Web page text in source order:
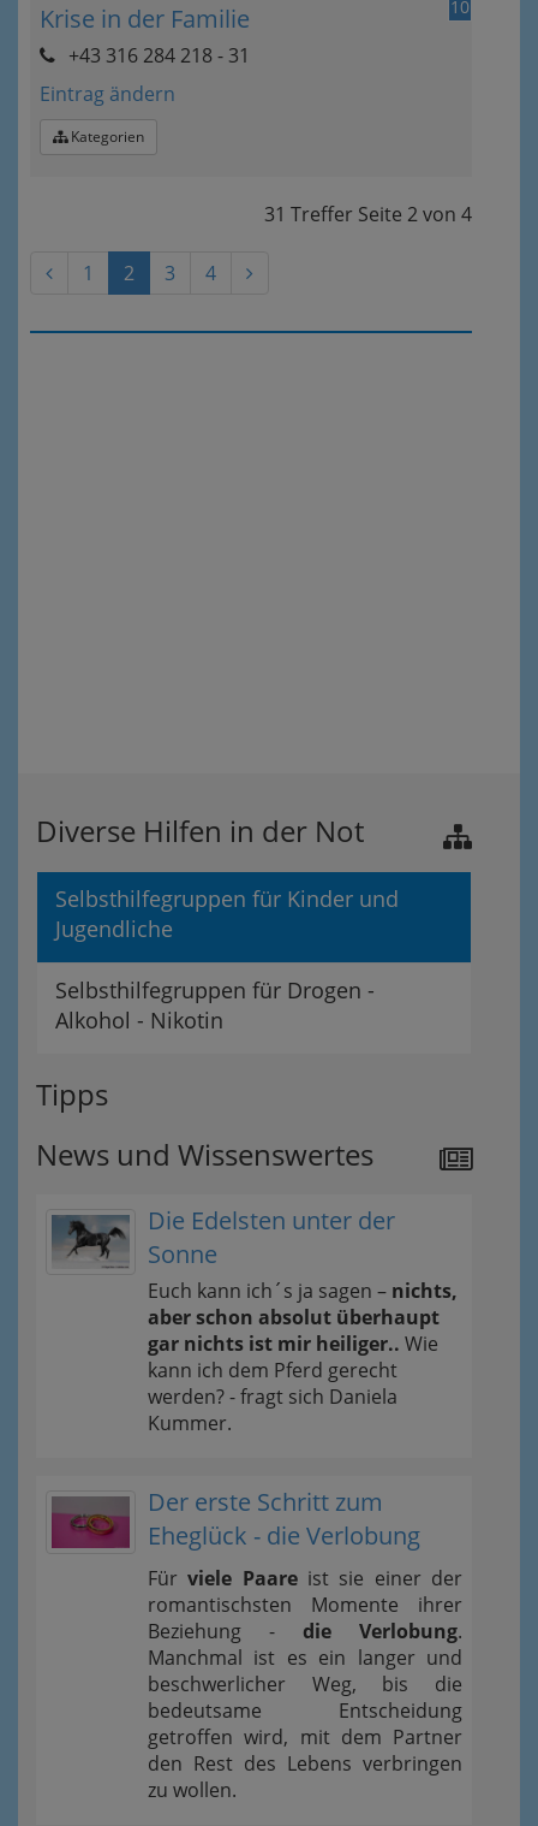
10
Krise in der Familie
+43 316 284 218 - 31
Eintrag ändern
Kategorien
31 Treffer Seite 2von 4
1 2 3 4
Diverse Hilfen in der Not
Selbsthilfegruppen für Kinder und
Jugendliche
Selbsthilfegruppen für Drogen -
Alkohol - Nikotin
Tipps
News und Wissenswertes
Die Edelsten unter der
Sonne
Euch kann ich´s ja sagen – nichts,
aber schon absolut überhaupt
gar nichts ist mir heiliger.. Wie
kann ich dem Pferd gerecht
werden? - fragt sich Daniela
Kummer.
Der erste Schritt zum
Eheglück - die Verlobung
Fürviele Paareist sie einer der
romantischsten Momente ihrer
Beziehung - die Verlobung.
Manchmal ist es ein langer und
beschwerlicher Weg, bis die
bedeutsame Entscheidung
getroffen wird, mit dem Partner
den Rest des Lebens verbringen
zu wollen.